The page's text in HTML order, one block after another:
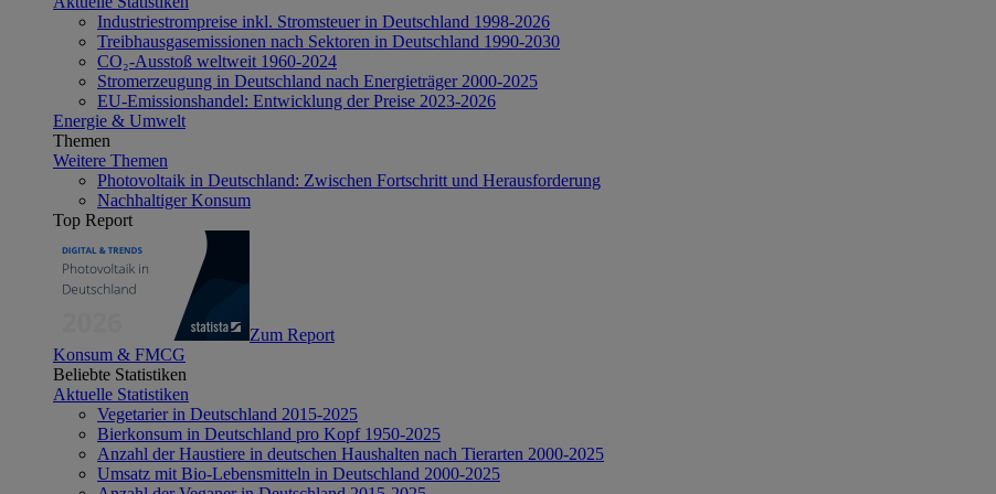
Industriestrompreise inkl. Stromsteuer in Deutschland 1998-2026
Treibhausgasemissionen nach Sektoren in Deutschland 1990-2030
CO₂-Ausstoß weltweit 1960-2024
Stromerzeugung in Deutschland nach Energieträger 2000-2025
EU-Emissionshandel: Entwicklung der Preise 2023-2026
Energie & Umwelt
Themen
Weitere Themen
Photovoltaik in Deutschland: Zwischen Fortschritt und Herausforderung
Nachhaltiger Konsum
Top Report
Zum Report
Konsum & FMCG
Beliebte Statistiken
Aktuelle Statistiken
Vegetarier in Deutschland 2015-2025
Bierkonsum in Deutschland pro Kopf 1950-2025
Anzahl der Haustiere in deutschen Haushalten nach Tierarten 2000-2025
Umsatz mit Bio-Lebensmitteln in Deutschland 2000-2025